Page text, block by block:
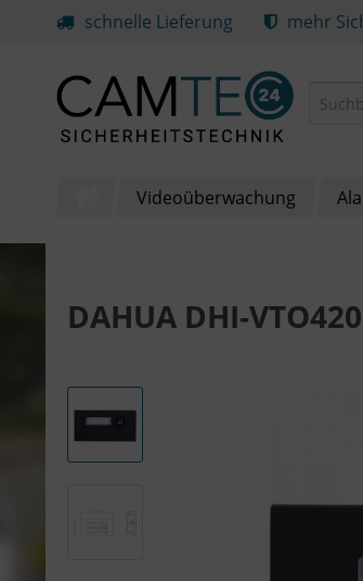
schnelle Lieferung mehr
Videoüberwachung
DAHUA DHI-